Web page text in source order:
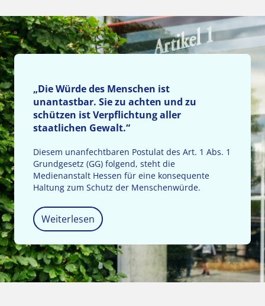
„Die Würde des Menschen ist
unantastbar. Sie zu achten und zu
schützen ist Verpflichtung aller
staatlichen Gewalt.“
Diesem unanfechtbaren Postulat des Art. 1 Abs. 1
Grundgesetz (GG) folgend, steht die
Medienanstalt Hessen für eine konsequente
Haltung zum Schutz der Menschenwürde.
Weiterlesen